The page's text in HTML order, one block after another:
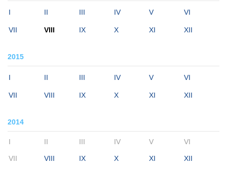
I II III IV V VI
VII VIII IX X XI XII
2015
I II III IV V VI
VII VIII IX X XI XII
2014
I II III IV V VI
VII VIII IX X XI XII